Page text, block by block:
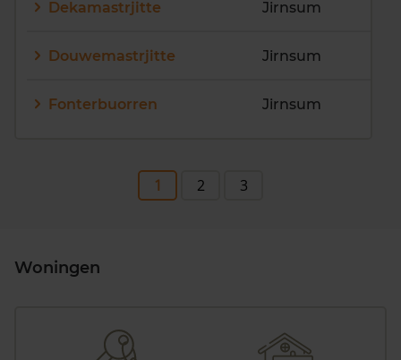
Dekamastrjitte Jirnsum
Douwemastrjitte Jirnsum
Fonterbuorren Jirnsum
1 2 3
Woningen